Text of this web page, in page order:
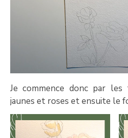
Je commence donc par
jaunes et roses et ensuite le